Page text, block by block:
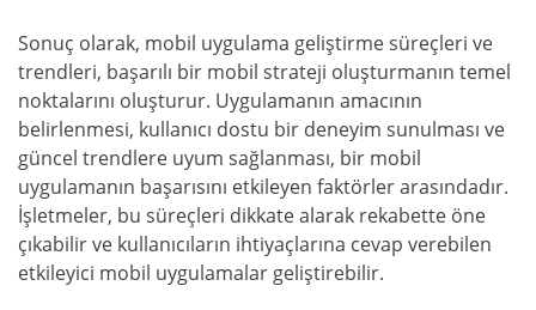
Sonuç olarak, mobil uygulama geliştirme süreçleri ve
trendleri, başarılı bir mobil strateji oluşturmanın temel
noktalarını oluşturur. Uygulamanın amacının
belirlenmesi, kullanıcı dostu bir deneyim sunulması ve
güncel trendlere uyum sağlanması, bir mobil
uygulamanın başarısını etkileyen faktörler arasındadır.
İşletmeler, bu süreçleri dikkate alarak rekabette öne
çıkabilir ve kullanıcıların ihtiyaçlarına cevap verebilen
etkileyici mobil uygulamalar geliştirebilir.